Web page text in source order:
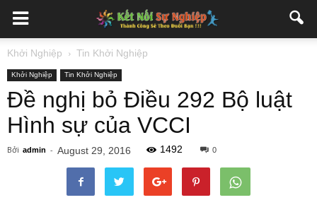
Khởi Nghiệp Tin Khởi Nghiệp
Khởi Nghiệp Tin Khởi Nghiệp
Đề nghị bỏ Điều 292 Bộ luật
Hình sự của VCCI
Bởi admin - August 29, 2016 1492 0